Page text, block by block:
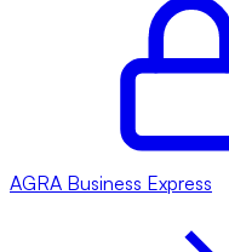
AGRA Business Express